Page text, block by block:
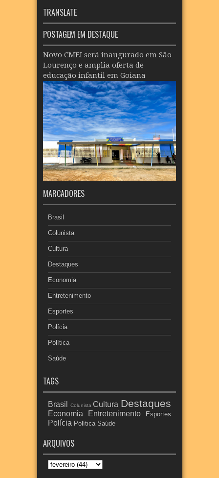
TRANSLATE
POSTAGEM EM DESTAQUE
Novo CMEI será inaugurado em São
Lourenço e amplia oferta de
educação infantil em Goiana
MARCADORES
Brasil
Colunista
Cultura
Destaques
Economia
Entretenimento
Esportes
Polícia
Política
Saúde
TAGS
Brasil Colunista Cultura Destaques
Economia Entretenimento Esportes
Polícia Política Saúde
ARQUIVOS